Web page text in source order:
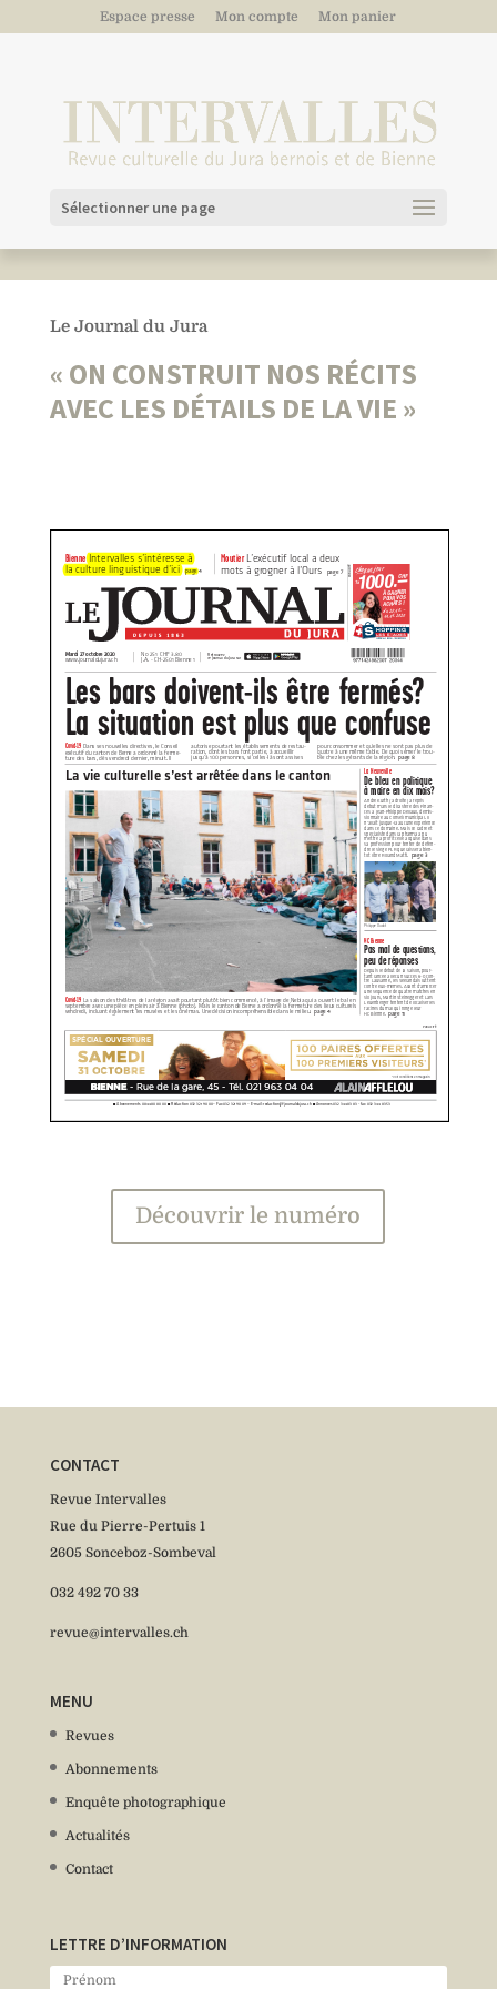
Espace presse Mon compte Mon panier
Sélectionner une page
Le Journal du Jura
« ON CONSTRUIT NOS RÉCITS
AVEC LES DÉTAILS DE LA VIE »
Découvrir le numéro
CONTACT
Revue Intervalles
Rue du Pierre-Pertuis 1
2605 Sonceboz-Sombeval
032 492 70 33
revue@intervalles.ch
MENU
Revues
Abonnements
Enquête photographique
Actualités
Contact
LETTRE D’INFORMATION